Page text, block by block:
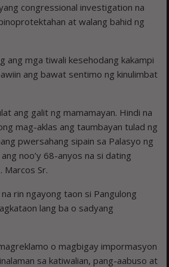
congressional investigation na
at walang bahid ng
ang mga tiwali kesehodang kakampi
ang bawat sentimo ng kinulimbat
ang galit ng mamamayan. Hindi na
mag-aklas ang taumbayan tulad ng
pwersahang sipain sa Palasyo ng
noo’y 68-anyos na si dating
Marcos Sr.
rin ngayong taon si Pangulong
lang ba o sadyang
o magbigay impormasyon
sa katiwalian, pang-aabuso at